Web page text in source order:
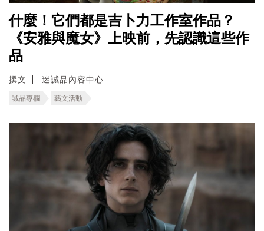
什麼！它們都是吉卜力工作室作品？
《安雅與魔女》上映前，先認識這些作
品
撰文 迷誠品內容中心
誠品專欄 藝文活動